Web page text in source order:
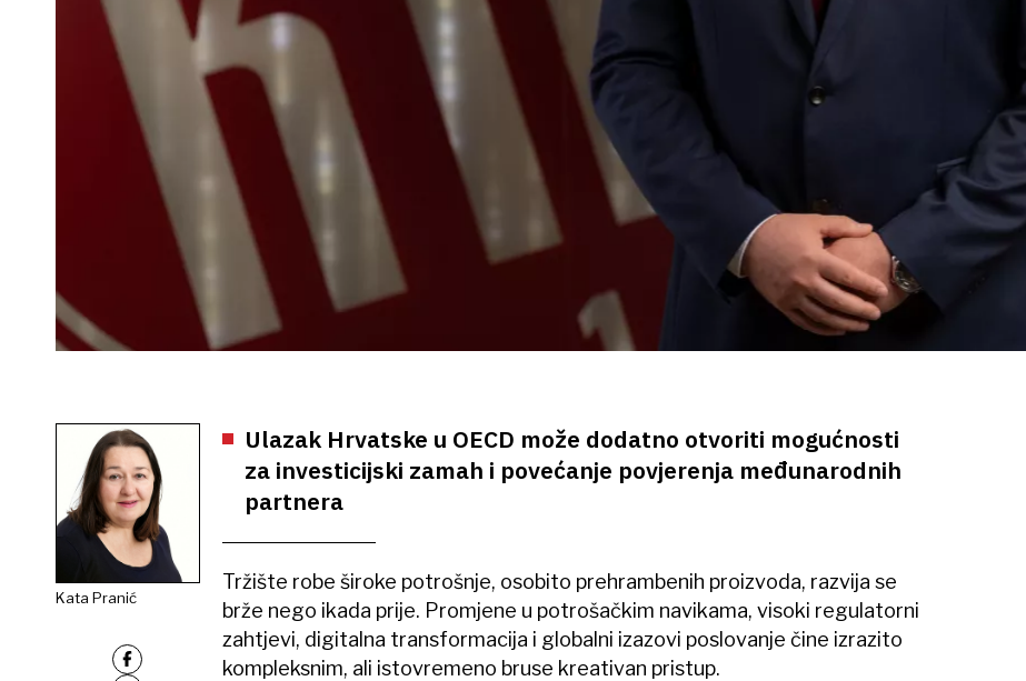
Kata Pranić
Ulazak Hrvatske u OECD može dodatno otvoriti mogućnosti
za investicijski zamah i povećanje povjerenja međunarodnih
partnera
Tržište robe široke potrošnje, osobito prehrambenih proizvoda, razvija se
brže nego ikada prije. Promjene u potrošačkim navikama, visoki regulatorni
zahtjevi, digitalna transformacija i globalni izazovi poslovanje čine izrazito
kompleksnim, ali istovremeno bruse kreativan pristup.